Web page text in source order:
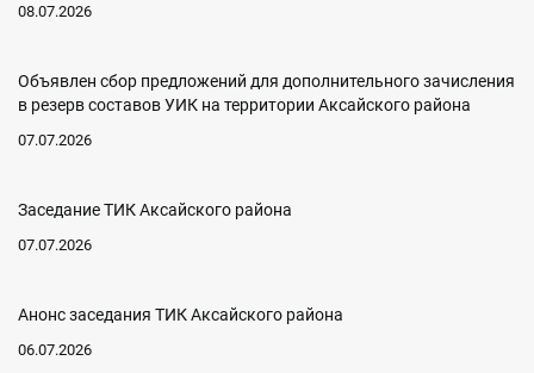
08.07.2026
Объявлен сбор предложений для дополнительного зачисления
в резерв составов УИК на территории Аксайского района
07.07.2026
Заседание ТИК Аксайского района
07.07.2026
Анонс заседания ТИК Аксайского района
06.07.2026